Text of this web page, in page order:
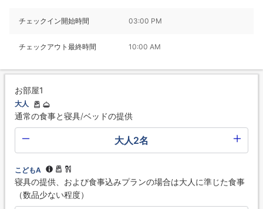
チェックイン開始時間 03:00 PM
チェックアウト最終時間 10:00 AM
お部屋1
大人
通常の食事と寝具/ベッドの提供
大人2名
こどもA
寝具の提供、および食事込みプランの場合は大人に準じた食事
（数品少ない程度）